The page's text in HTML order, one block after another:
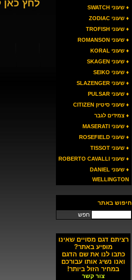
♦ שעוני SWATCH
♦ שעוני ZODIAC
♦ שעוני TROFISH
♦ שעוני ROMANSON
♦ שעוני KORAL
♦ שעוני SKAGEN
♦ שעוני SEIKO
♦ שעוני SLAZENGER
♦ שעוני PULSAR
♦ שעוני סיטיזן CITIZEN
♦ צמידים לגבר
♦ שעוני MASERATI
♦ שעוני ROSEFIELD
♦ שעוני TISSOT
♦ שעוני ROBERTO CAVALLI
♦ שעוני DANIEL
WELLINGTON
חיפוש באתר
חפש
רציתם דגם מסויים שאינו
מופיע באתר?
כתבו לנו את שם הדגם
ואנו נשיג אותו עבורכם
במחיר הזול ביותר!
צור קשר
לחץ